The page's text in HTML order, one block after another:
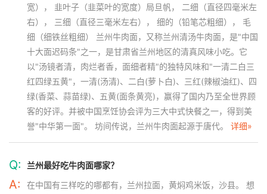
宽）， 韭叶子（韭菜叶的宽度）局旦帆， 二细（直径四毫米左
右）， 三细（直径三毫米左右）， 细的（铅笔芯粗细）， 毛
细（细铁丝粗细） 兰州牛肉面，又称兰州清汤牛肉面，是"中国
十大面迟码条"之一，是甘肃省兰州地区的清真风味小吃。它
以"汤镜者清，肉烂者香，面细者精"的独特风味和"一清二白三
红四绿五黄"，一清(汤清)、二白(萝卜白)、三红(辣椒油红)、四
绿(香菜、蒜苗绿)、五黄(面条黄亮)，赢得了国内乃至全世界顾
客的好评。并被中国烹饪协会评为三大中式快餐之一，得到美
誉"中华第一面"。 坊间传说，兰州牛肉面起源于唐代。 详细»
Q: 兰州最好吃牛肉面哪家？
A:
在中国有三样吃的哪都有，兰州拉面，黄焖鸡米饭，沙县。 想